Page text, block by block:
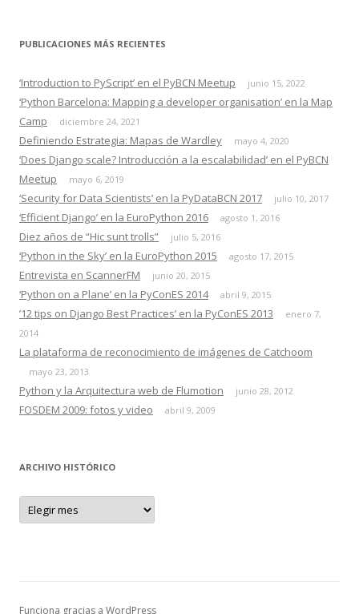
PUBLICACIONES MÁS RECIENTES
‘Introduction to PyScript’ en el PyBCN Meetup junio 15, 2022
‘Python Barcelona: Mapping a developer organisation’ en la Map
Camp
diciembre 24, 2021
Definiendo Estrategia: Mapas de Wardley mayo 4, 2020
‘Does Django scale? Introducción a la escalabilidad’ en el PyBCN
Meetup
mayo 6, 2019
‘Security for Data Scientists’ en la PyDataBCN 2017 julio 10, 2017
‘Efficient Django’ en la EuroPython 2016 agosto 1, 2016
Diez años de “Hic sunt trolls” julio 5, 2016
‘Python in the Sky’ en la EuroPython 2015 agosto 17, 2015
Entrevista en ScannerFM junio 20, 2015
‘Python on a Plane’ en la PyConES 2014 abril 9, 2015
’12 tips on Django Best Practices’ en la PyConES 2013
enero 7,
2014
La plataforma de reconocimiento de imágenes de Catchoom
mayo 23, 2013
Python y la Arquitectura web de Flumotion junio 28, 2012
FOSDEM 2009: fotos y video abril 9, 2009
ARCHIVO HISTÓRICO
A
c
Funciona gracias a WordPress